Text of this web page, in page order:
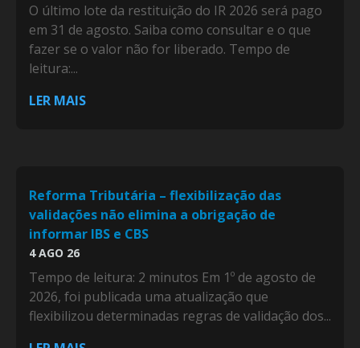
O último lote da restituição do IR 2026 será pago
em 31 de agosto. Saiba como consultar e o que
fazer se o valor não for liberado. Tempo de
leitura:...
LER MAIS
Reforma Tributária – flexibilização das
validações não elimina a obrigação de
informar IBS e CBS
4 AGO 26
Tempo de leitura: 2 minutos Em 1º de agosto de
2026, foi publicada uma atualização que
flexibilizou determinadas regras de validação dos...